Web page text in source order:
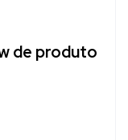
de produto